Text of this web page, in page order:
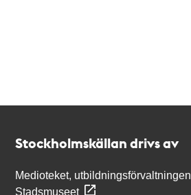
Stockholmskällan drivs av
Medioteket, utbildningsförvaltningen
Stadsmuseet